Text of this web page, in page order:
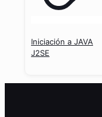
Iniciación a JAVA
J2SE